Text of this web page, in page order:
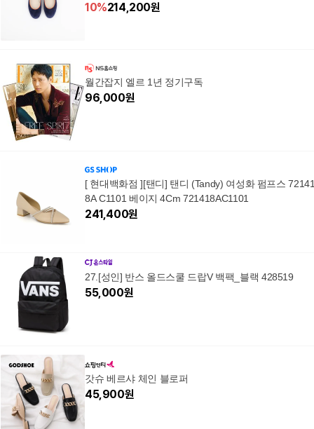
10%214,200원
월간잡지 엘르 1년 정기구독
96,000원
[ 현대백화점 ][탠디] 탠디 (Tandy) 여성화 펌프스 72141
8A C1101 베이지 4Cm 721418AC1101
241,400원
27.[성인] 반스 올드스쿨 드랍V 백팩_블랙 428519
55,000원
갓슈 베르샤 체인 블로퍼
45,900원